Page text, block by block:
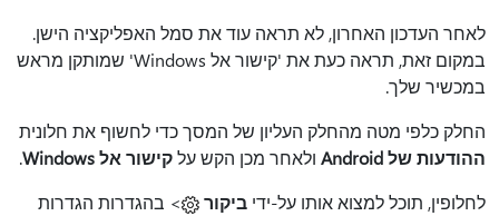
לאחר העדכון האחרון, לא תראה עוד את סמל האפליקציה הישן.
במקום זאת, תראה כעת את 'קישור אל Windows' שמותקן מראש
במכשיר שלך.
החלק כלפי מטה מהחלק העליון של המסך כדי לחשוף את חלונית
ההודעות של Android
ולאחר מכן הקש עלקישור אל Windows
.
לחלופין, תוכל למצוא אותו על-ידי ביקור
> בהגדרות הגדרות